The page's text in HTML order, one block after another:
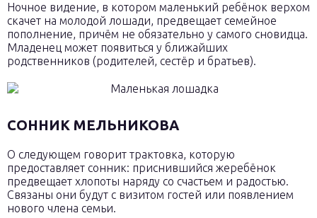
Ночное видение, в котором маленький ребёнок верхом
скачет на молодой лошади, предвещает семейное
пополнение, причём не обязательно у самого сновидца.
Младенец может появиться у ближайших
родственников (родителей, сестёр и братьев).
СОННИК МЕЛЬНИКОВА
О следующем говорит трактовка, которую
предоставляет сонник: приснившийся жеребёнок
предвещает хлопоты наряду со счастьем и радостью.
Связаны они будут с визитом гостей или появлением
нового члена семьи.